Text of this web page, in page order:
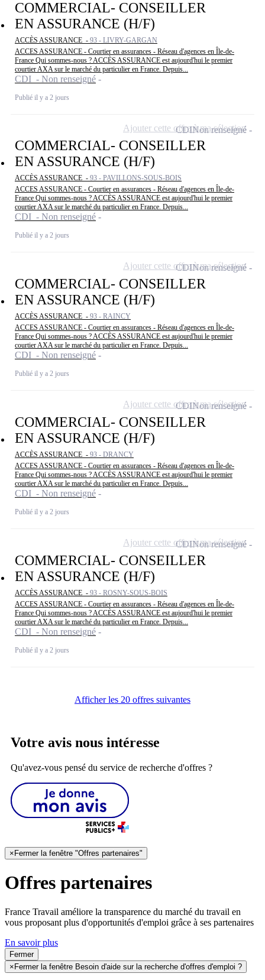
COMMERCIAL- CONSEILLER
EN ASSURANCE (H/F)
ACCÈS ASSURANCE - 93 - LIVRY-GARGAN
ACCES ASSURANCE - Courtier en assurances - Réseau d'agences en Île-de-
France Qui sommes-nous ? ACCÈS ASSURANCE est aujourd'hui le premier
courtier AXA sur le marché du particulier en France. Depuis...
CDI - Non renseigné
Publié il y a 2 jours
COMMERCIAL- CONSEILLER
EN ASSURANCE (H/F)
ACCÈS ASSURANCE - 93 - PAVILLONS-SOUS-BOIS
ACCES ASSURANCE - Courtier en assurances - Réseau d'agences en Île-de-
France Qui sommes-nous ? ACCÈS ASSURANCE est aujourd'hui le premier
courtier AXA sur le marché du particulier en France. Depuis...
CDI - Non renseigné
Publié il y a 2 jours
CDINon renseigné
Ajouter cette offre à ma sélection
COMMERCIAL- CONSEILLER
EN ASSURANCE (H/F)
ACCÈS ASSURANCE - 93 - RAINCY
ACCES ASSURANCE - Courtier en assurances - Réseau d'agences en Île-de-
France Qui sommes-nous ? ACCÈS ASSURANCE est aujourd'hui le premier
courtier AXA sur le marché du particulier en France. Depuis...
CDI - Non renseigné
Publié il y a 2 jours
CDINon renseigné
Ajouter cette offre à ma sélection
COMMERCIAL- CONSEILLER
EN ASSURANCE (H/F)
ACCÈS ASSURANCE - 93 - DRANCY
ACCES ASSURANCE - Courtier en assurances - Réseau d'agences en Île-de-
France Qui sommes-nous ? ACCÈS ASSURANCE est aujourd'hui le premier
courtier AXA sur le marché du particulier en France. Depuis...
CDI - Non renseigné
Publié il y a 2 jours
CDINon renseigné
Ajouter cette offre à ma sélection
COMMERCIAL- CONSEILLER
EN ASSURANCE (H/F)
ACCÈS ASSURANCE - 93 - ROSNY-SOUS-BOIS
ACCES ASSURANCE - Courtier en assurances - Réseau d'agences en Île-de-
France Qui sommes-nous ? ACCÈS ASSURANCE est aujourd'hui le premier
courtier AXA sur le marché du particulier en France. Depuis...
CDI - Non renseigné
Publié il y a 2 jours
CDINon renseigné
Ajouter cette offre à ma sélection
Afficher les 20 offres suivantes
Votre avis nous intéresse
Qu'avez-vous pensé du service de recherche d'offres ?
× Fermer la fenêtre "Offres partenaires"
Offres partenaires
France Travail améliore la transparence du marché du travail en
vous proposant plus d'opportunités d'emploi grâce à ses partenaires
En savoir plus
Fermer
× Fermer la fenêtre Besoin d'aide sur la recherche d'offres d'emploi ?